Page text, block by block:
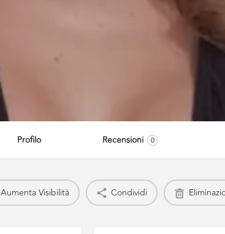
Profilo Recensioni 0
Aumenta Visibilità Condividi